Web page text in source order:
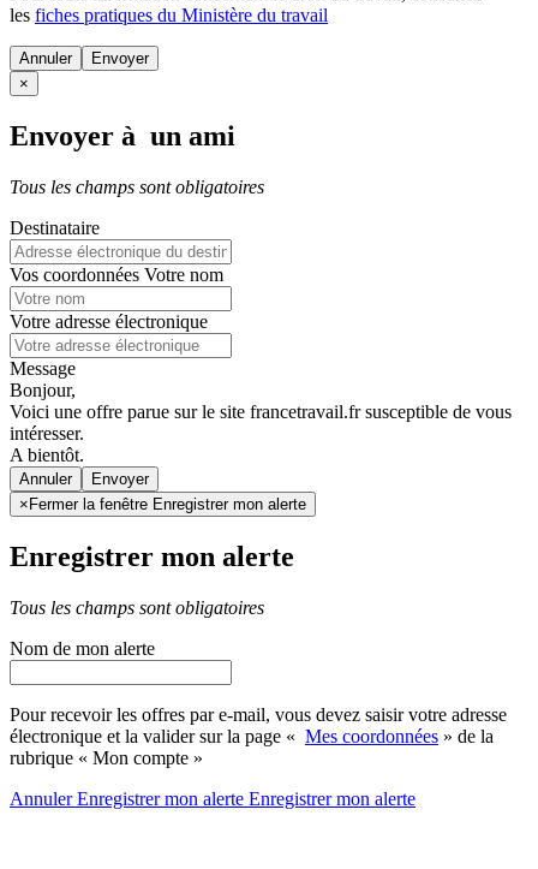
les fiches pratiques du Ministère du travail
Annuler
×
Envoyer à un ami
Tous les champs sont obligatoires
Destinataire
Vos coordonnées Votre nom
Votre adresse électronique
Message
Bonjour,
Voici une offre parue sur le site francetravail.fr susceptible de vous
intéresser.
A bientôt.
Annuler
× Fermer la fenêtre Enregistrer mon alerte
Enregistrer mon alerte
Tous les champs sont obligatoires
Nom de mon alerte
Pour recevoir les offres par e-mail, vous devez saisir votre adresse
électronique et la valider sur la page « Mes coordonnées » de la
rubrique « Mon compte »
AnnulerEnregistrer mon alerte Enregistrermon alerte